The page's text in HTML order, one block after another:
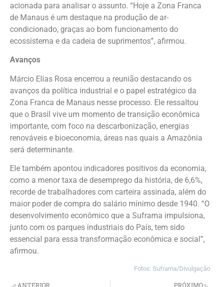
acionada para analisar o assunto. “Hoje a Zona Franca
de Manaus é um destaque na produção de ar-
condicionado, graças ao bom funcionamento do
ecossistema e da cadeia de suprimentos”, afirmou.
Avanços
Márcio Elias Rosa encerrou a reunião destacando os
avanços da política industrial e o papel estratégico da
Zona Franca de Manaus nesse processo. Ele ressaltou
que o Brasil vive um momento de transição econômica
importante, com foco na descarbonização, energias
renováveis e bioeconomia, áreas nas quais a Amazônia
será determinante.
Ele também apontou indicadores positivos da economia,
como a menor taxa de desemprego da história, de 6,6%,
recorde de trabalhadores com carteira assinada, além do
maior poder de compra do salário mínimo desde 1940. “O
desenvolvimento econômico que a Suframa impulsiona,
junto com os parques industriais do País, tem sido
essencial para essa transformação econômica e social”,
afirmou.
Fotos: Suframa/Divulgação
ANTERIOR PRÓXIMO